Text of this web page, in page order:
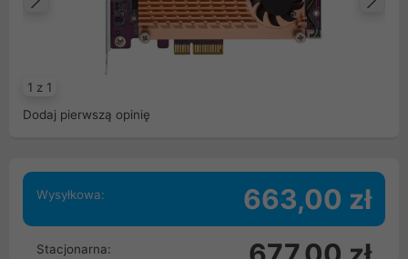
1 z 1
Poprzedni
Dodaj pierwszą opinię
Wysyłkowa: 663,00 zł
Stacjonarna: